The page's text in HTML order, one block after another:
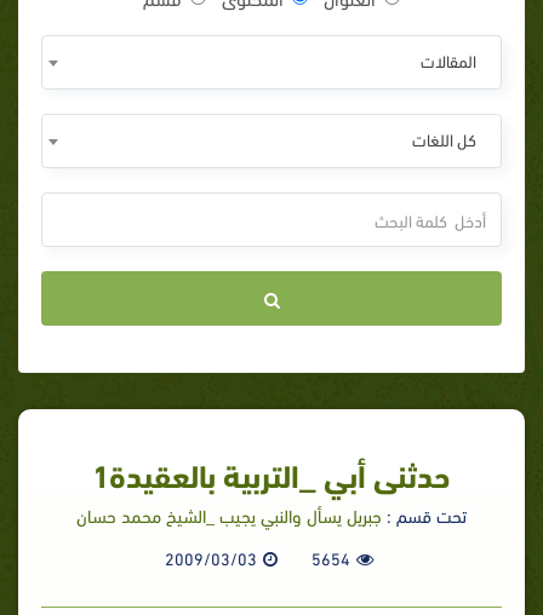
المقالات
كل اللغات
حدثنى أبي _التربية بالعقيدة1
تحت قسم : جبريل يسأل والنبي يجيب _الشيخ محمد حسان
5654
2009/03/03